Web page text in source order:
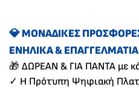
💎 ΜΟΝΑΔΙΚΈΣ
ΕΝΉΛΙΚΑ &
🎁 ΔΩΡΕΑΝ & ΓΙΑ ΠΑΝΤΑ με
✓ Η Πρότυπη Ψηφιακή